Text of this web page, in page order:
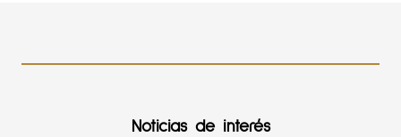
Noticias de interés